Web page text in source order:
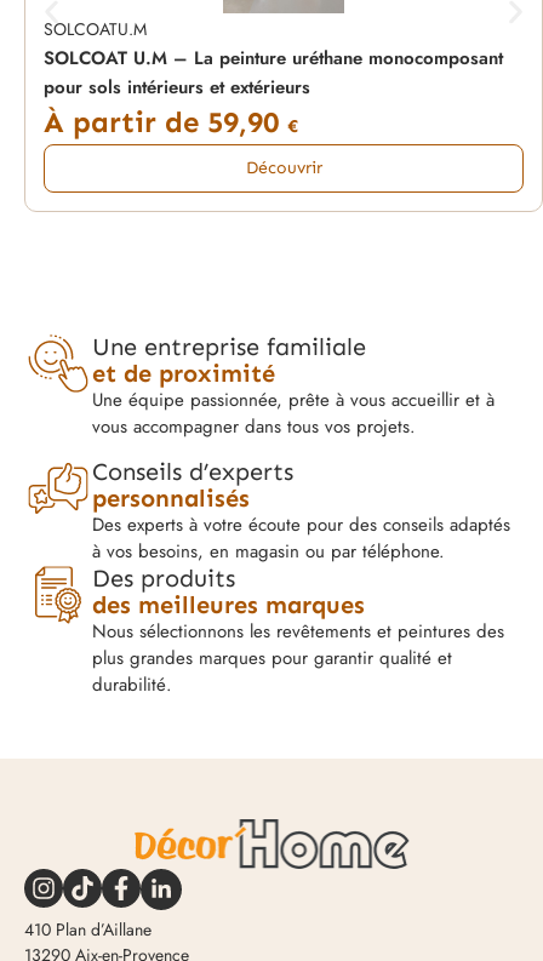
SOLCOATU.M
SOLCOAT U.M – La peinture uréthane monocomposant
pour sols intérieurs et extérieurs
À partir de 59,90 €
Découvrir
Une entreprise familiale
et de proximité
Une équipe passionnée, prête à vous accueillir et à
vous accompagner dans tous vos projets.
Conseils d’experts
personnalisés
Des experts à votre écoute pour des conseils adaptés
à vos besoins, en magasin ou par téléphone.
Des produits
des meilleures marques
Nous sélectionnons les revêtements et peintures des
plus grandes marques pour garantir qualité et
durabilité.
410 Plan d’Aillane
13290 Aix-en-Provence